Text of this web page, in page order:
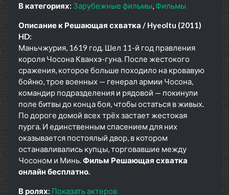
В категориях: Зарубежные фильмы Фильмы
Описание к Решающая схватка / Hyeoltu (2011)
HD:
Маньчжурия, 1619 год. Шел 11-й год правления
короля Чосона Кванхэ-гуна. После жестокого
сражения, которое больше походило на кровавую
бойню, трое военных — генерал армии Чосона,
командир подразделения и рядовой — покинули
поле битвы до конца боя, чтобы остаться в живых.
По дороге домой всех трёх застает жестокая
пурга. И единственным спасением для них
оказывается постоялый двор, в котором
останавливались купцы, торговавшие между
Чосоном и Минь.Фильм Решающая схватка
онлайн бесплатно.
В ролях: Показать актеров